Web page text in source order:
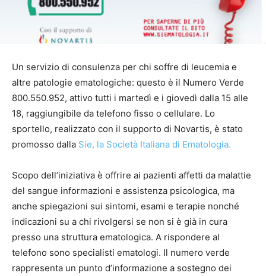
Un servizio di consulenza per chi soffre di leucemia e
altre patologie ematologiche: questo è il Numero Verde
800.550.952, attivo tutti i martedì e i giovedì dalla 15 alle
18, raggiungibile da telefono fisso o cellulare. Lo
sportello, realizzato con il supporto di Novartis, è stato
promosso dalla Sie, la Società Italiana di Ematologia.
Scopo dell’iniziativa è offrire ai pazienti affetti da malattie
del sangue informazioni e assistenza psicologica, ma
anche spiegazioni sui sintomi, esami e terapie nonché
indicazioni su a chi rivolgersi se non si è già in cura
presso una struttura ematologica. A rispondere al
telefono sono specialisti ematologi. Il numero verde
rappresenta un punto d’informazione a sostegno dei